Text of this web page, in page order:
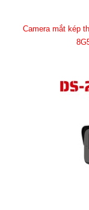
Camera mắt kép